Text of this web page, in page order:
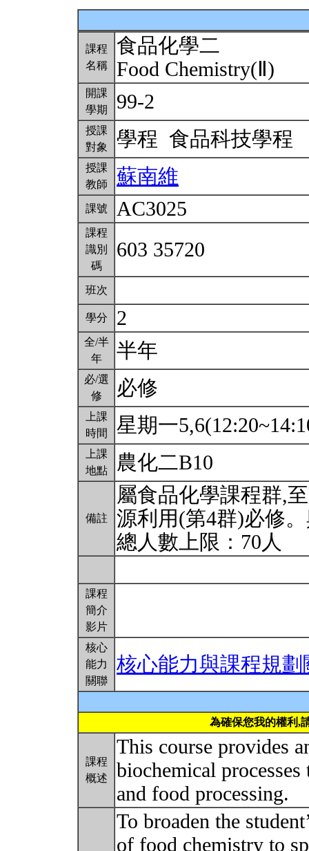
課程
名稱
食品化學二
Food Chemistry(Ⅱ)
開課
學期
99-2
授課
對象
學程 食品科技學程
授課
教師
蘇南維
課號 AC3025
課程
識別
碼
603 35720
班次
學分 2
全/半
年
半年
必/選
修
必修
上課
時間
星期一
上課
地點
農化二B10
備註
屬食品化學課程群,
源利用(第4群)必修
總人數上限：70人
課程
簡介
影片
核心
能力
關聯
核心能力與課程規劃
為確保您我的權利,
課程
概述
This course provides
biochemical
and food processing.
To broaden the
of food chemistry to